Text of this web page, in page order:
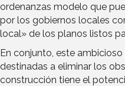
ordenanzas modelo que
por los gobiernos locales
local» de los planos listos
En conjunto, este
destinadas a eliminar los
construcción tiene el